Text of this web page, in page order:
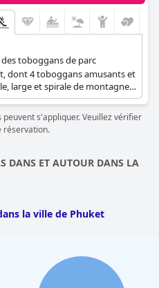
toboggans de parc
dont 4 toboggans amusants et
large et spirale de montagnes
sont idéalement situés à côté
s'appliquer. Veuillez vérifier
réservation.
DANS ET AUTOUR DANS LA
la ville de Phuket